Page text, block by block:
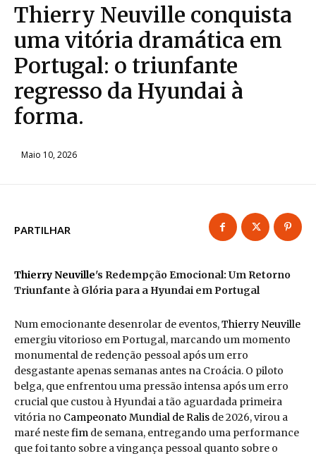
Thierry Neuville conquista
uma vitória dramática em
Portugal: o triunfante
regresso da Hyundai à
forma.
Maio 10, 2026
PARTILHAR
Thierry Neuville's Redempção Emocional: Um Retorno
Triunfante à Glória para a Hyundai em Portugal
Num emocionante desenrolar de eventos,Thierry Neuville
emergiu vitorioso em Portugal, marcando um momento
monumental de redenção pessoal após um erro
desgastante apenas semanas antes na Croácia. O piloto
belga, que enfrentou uma pressão intensa após um erro
crucial que custou à Hyundai a tão aguardada primeira
vitória no Campeonato Mundial de Ralis de 2026, virou a
maré nestefim de semana, entregando uma performance
que foi tanto sobre a vingança pessoal quanto sobre o